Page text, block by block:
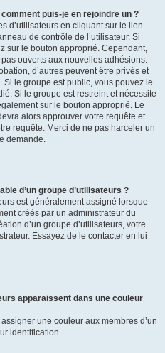
puis-je en rejoindre un ?
d’utilisateurs en cliquant sur le lien
de contrôle de l’utilisateur. Si
sur le bouton approprié. Cependant,
ouverts aux nouvelles adhésions.
d’autres peuvent être privés et
Si le groupe est public, vous pouvez le
Si le groupe est restreint et nécessite
sur le bouton approprié. Le
alors approuver votre requête et
requête. Merci de ne pas harceler un
demande.
d’un groupe d’utilisateurs ?
est généralement assigné lorsque
créés par un administrateur du
d’un groupe d’utilisateurs, votre
Essayez de le contacter en lui
apparaissent dans une couleur
une couleur aux membres d’un
identification.